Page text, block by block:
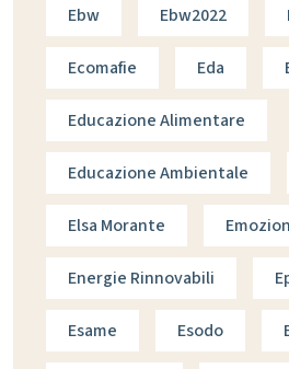
Ebw Ebw2022
Ecomafie Eda
Educazione Alimentare
Educazione Ambientale
Elsa Morante
Energie Rinnovabili
Esame Esodo